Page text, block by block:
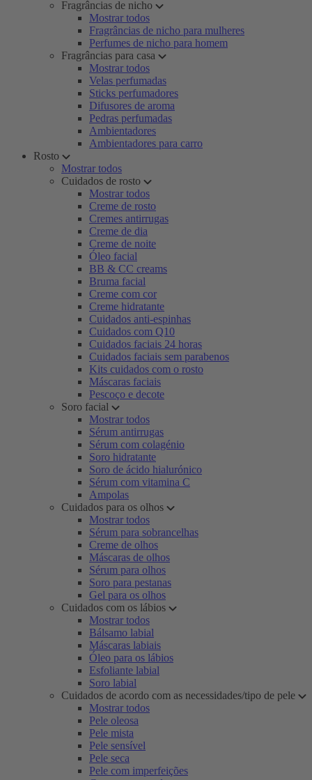
Fragrâncias de nicho
Mostrar todos
Fragrâncias de nicho para mulheres
Perfumes de nicho para homem
Fragrâncias para casa
Mostrar todos
Velas perfumadas
Sticks perfumadores
Difusores de aroma
Pedras perfumadas
Ambientadores
Ambientadores para carro
Rosto
Mostrar todos
Cuidados de rosto
Mostrar todos
Creme de rosto
Cremes antirrugas
Creme de dia
Creme de noite
Óleo facial
BB & CC creams
Bruma facial
Creme com cor
Creme hidratante
Cuidados anti-espinhas
Cuidados com Q10
Cuidados faciais 24 horas
Cuidados faciais sem parabenos
Kits cuidados com o rosto
Máscaras faciais
Pescoço e decote
Soro facial
Mostrar todos
Sérum antirrugas
Sérum com colagénio
Soro hidratante
Soro de ácido hialurónico
Sérum com vitamina C
Ampolas
Cuidados para os olhos
Mostrar todos
Sérum para sobrancelhas
Creme de olhos
Máscaras de olhos
Sérum para olhos
Soro para pestanas
Gel para os olhos
Cuidados com os lábios
Mostrar todos
Bálsamo labial
Máscaras labiais
Óleo para os lábios
Esfoliante labial
Soro labial
Cuidados de acordo com as necessidades/tipo de pele
Mostrar todos
Pele oleosa
Pele mista
Pele sensível
Pele seca
Pele com imperfeições